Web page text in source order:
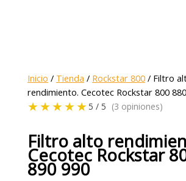
Inicio / Tienda / Rockstar 800 / Filtro
rendimiento. Cecotec Rockstar 800
★★★★★ 5 / 5 (3 opiniones)
Filtro alto
Cecotec Rockstar
890 990